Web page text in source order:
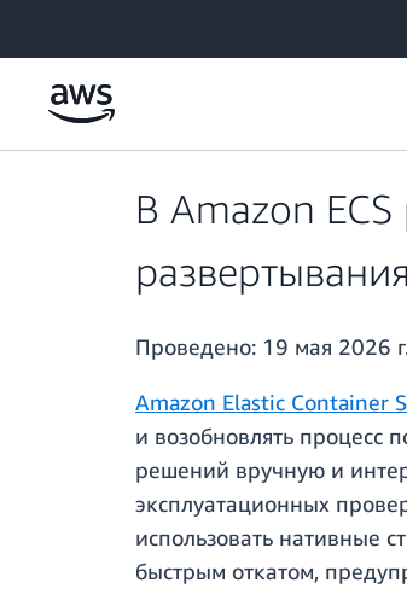
В Amazon
Проведено: 19 мая 2026
Amazon Elastic Container
и возобновлять процесс
решений вручную и
эксплуатационных
использовать нативные
быстрым откатом,